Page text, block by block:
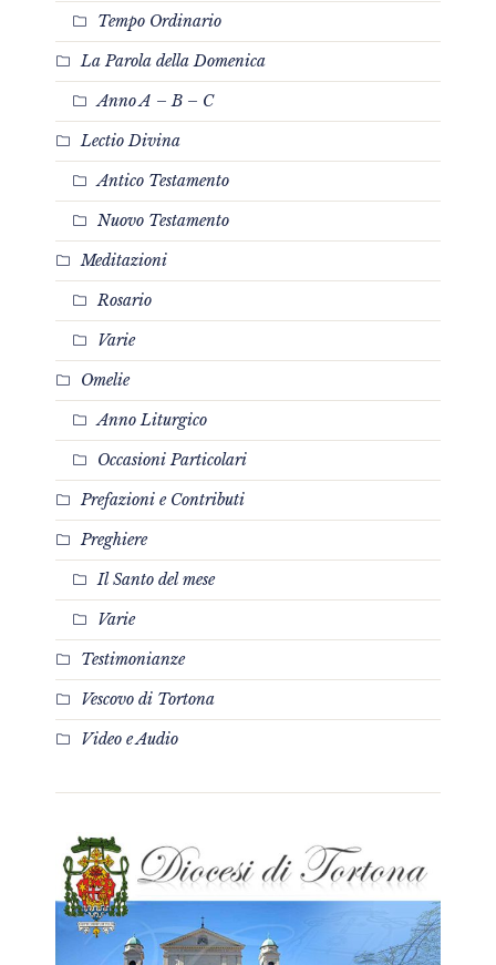
Tempo Ordinario
La Parola della Domenica
Anno A – B – C
Lectio Divina
Antico Testamento
Nuovo Testamento
Meditazioni
Rosario
Varie
Omelie
Anno Liturgico
Occasioni Particolari
Prefazioni e Contributi
Preghiere
Il Santo del mese
Varie
Testimonianze
Vescovo di Tortona
Video e Audio